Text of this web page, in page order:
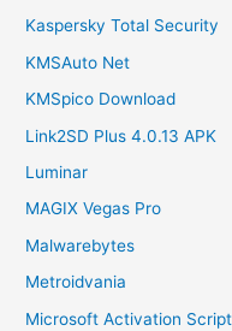
Kaspersky Total Security
KMSAuto Net
KMSpico Download
Link2SD Plus 4.0.13 APK
Luminar
MAGIX Vegas Pro
Malwarebytes
Metroidvania
Microsoft Activation